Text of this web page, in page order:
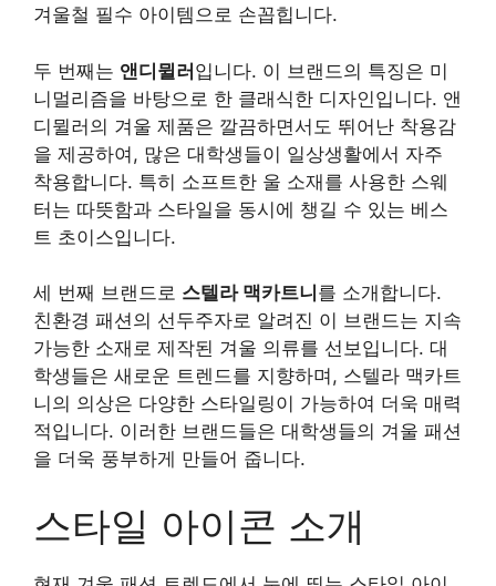
겨울철 필수 아이템으로 손꼽힙니다.
두 번째는 앤디뮐러입니다. 이 브랜드의 특징은 미
니멀리즘을 바탕으로 한 클래식한 디자인입니다. 앤
디뮐러의 겨울 제품은 깔끔하면서도 뛰어난 착용감
을 제공하여, 많은 대학생들이 일상생활에서 자주
착용합니다. 특히 소프트한 울 소재를 사용한 스웨
터는 따뜻함과 스타일을 동시에 챙길 수 있는 베스
트 초이스입니다.
세 번째 브랜드로 스텔라 맥카트니 를 소개합니다.
친환경 패션의 선두주자로 알려진 이 브랜드는 지속
가능한 소재로 제작된 겨울 의류를 선보입니다. 대
학생들은 새로운 트렌드를 지향하며, 스텔라 맥카트
니의 의상은 다양한 스타일링이 가능하여 더욱 매력
적입니다. 이러한 브랜드들은 대학생들의 겨울 패션
을 더욱 풍부하게 만들어 줍니다.
스타일 아이콘 소개